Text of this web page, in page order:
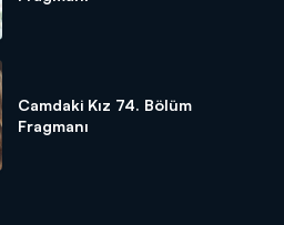
Camdaki Kız 74. Bölüm
Fragmanı